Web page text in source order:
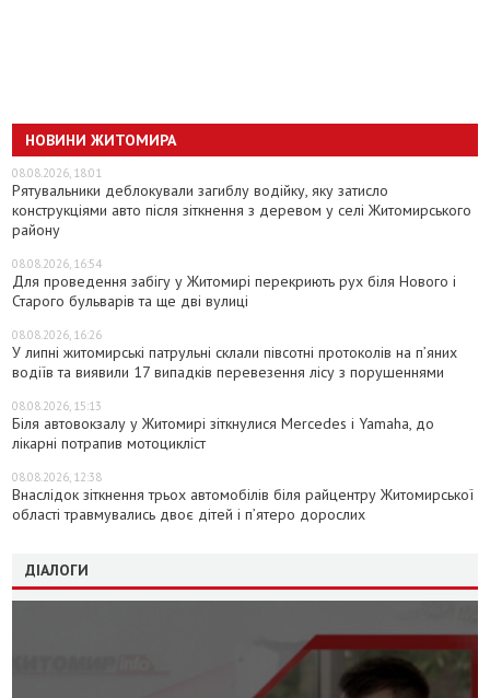
НОВИНИ ЖИТОМИРА
08.08.2026, 18:01
Рятувальники деблокували загиблу водійку, яку затисло
конструкціями авто після зіткнення з деревом у селі Житомирського
району
08.08.2026, 16:54
Для проведення забігу у Житомирі перекриють рух біля Нового і
Старого бульварів та ще дві вулиці
08.08.2026, 16:26
У липні житомирські патрульні склали півсотні протоколів на пʼяних
водіїв та виявили 17 випадків перевезення лісу з порушеннями
08.08.2026, 15:13
Біля автовокзалу у Житомирі зіткнулися Mercedes і Yamaha, до
лікарні потрапив мотоцикліст
08.08.2026, 12:38
Внаслідок зіткнення трьох автомобілів біля райцентру Житомирської
області травмувались двоє дітей і пʼятеро дорослих
ДІАЛОГИ